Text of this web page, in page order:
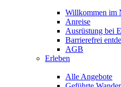
Willkommen im
Anreise
Ausrüstung bei
Barrierefrei
AGB
Erleben
Alle Angebote